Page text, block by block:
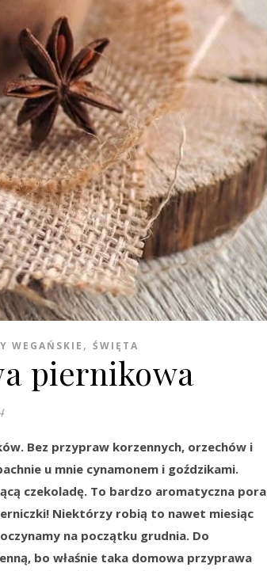
WEGAŃSKIE , ŚWIĘTA
piernikowa
Bez przypraw korzennych, orzechów i
u mnie cynamonem i goździkami.
czekoladę. To bardzo aromatyczna pora
Niektórzy robią to nawet miesiąc
na początku grudnia. Do
bo właśnie taka domowa przyprawa